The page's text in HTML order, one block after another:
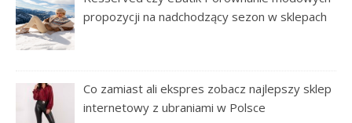
propozycji na nadchodzący sezon w sklepach
Co zamiast ali ekspres zobacz najlepszy sklep
internetowy z ubraniami w Polsce